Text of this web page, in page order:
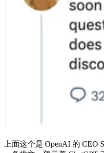
上面这个是 OpenAI 的 CEO